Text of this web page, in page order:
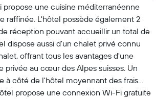
propose une cuisine méditerranéenne
raffinée. L'hôtel possède également 2
réception pouvant accueillir un total de
dispose aussi d'un chalet privé connu
offrant tous les avantages d'une
privée au cœur des Alpes suisses. Un
à côté de l'hôtel moyennant des frais
propose une connexion Wi-Fi gratuite